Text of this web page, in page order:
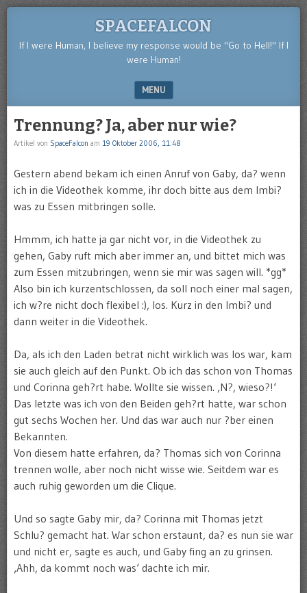
SPACEFALCON
If I were Human, I believe my response would be "Go to Hell!" If I
were Human!
MENU
Trennung? Ja, aber nur wie?
Artikel von SpaceFalcon am 19 Oktober 2006, 11:48
Gestern abend bekam ich einen Anruf von Gaby, da? wenn
ich in die Videothek komme, ihr doch bitte aus dem Imbi?
was zu Essen mitbringen solle.
Hmmm, ich hatte ja gar nicht vor, in die Videothek zu
gehen, Gaby ruft mich aber immer an, und bittet mich was
zum Essen mitzubringen, wenn sie mir was sagen will. *gg*
Also bin ich kurzentschlossen, da soll noch einer mal sagen,
ich w?re nicht doch flexibel :), los. Kurz in den Imbi? und
dann weiter in die Videothek.
Da, als ich den Laden betrat nicht wirklich was los war, kam
sie auch gleich auf den Punkt. Ob ich das schon von Thomas
und Corinna geh?rt habe. Wollte sie wissen. ‚N?, wieso?!‘
Das letzte was ich von den Beiden geh?rt hatte, war schon
gut sechs Wochen her. Und das war auch nur ?ber einen
Bekannten.
Von diesem hatte erfahren, da? Thomas sich von Corinna
trennen wolle, aber noch nicht wisse wie. Seitdem war es
auch ruhig geworden um die Clique.
Und so sagte Gaby mir, da? Corinna mit Thomas jetzt
Schlu? gemacht hat. War schon erstaunt, da? es nun sie war
und nicht er, sagte es auch, und Gaby fing an zu grinsen.
‚Ahh, da kommt noch was‘ dachte ich mir.